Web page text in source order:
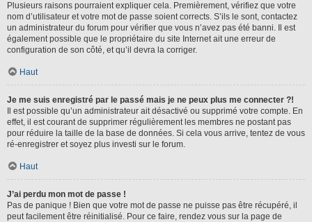
Plusieurs raisons pourraient expliquer cela. Premièrement, vérifiez que votre
nom d’utilisateur et votre mot de passe soient corrects. S’ils le sont, contactez
un administrateur du forum pour vérifier que vous n’avez pas été banni. Il est
également possible que le propriétaire du site Internet ait une erreur de
configuration de son côté, et qu’il devra la corriger.
Haut
Je me suis enregistré par le passé mais je ne peux plus me connecter ?!
Il est possible qu’un administrateur ait désactivé ou supprimé votre compte. En
effet, il est courant de supprimer régulièrement les membres ne postant pas
pour réduire la taille de la base de données. Si cela vous arrive, tentez de vous
ré-enregistrer et soyez plus investi sur le forum.
Haut
J’ai perdu mon mot de passe !
Pas de panique ! Bien que votre mot de passe ne puisse pas être récupéré, il
peut facilement être réinitialisé. Pour ce faire, rendez vous sur la page de